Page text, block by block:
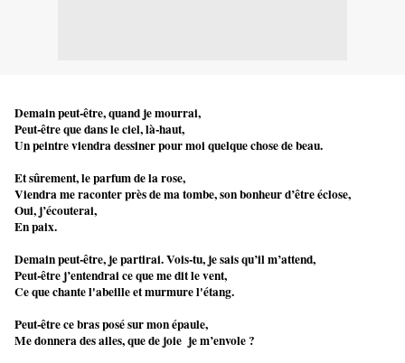
Demain peut-être, quand je mourrai,
Peut-être que dans le ciel, là-haut,
Un peintre viendra dessiner pour moi quelque chose de beau.
Et sûrement, le parfum de la rose,
Viendra me raconter près de ma tombe, son bonheur d’être éclose,
Oui, j’écouterai,
En paix.
Demain peut-être, je partirai. Vois-tu, je sais qu’il m’attend,
Peut-être j’entendrai ce que me dit le vent,
Ce que chante l'abeille et murmure l'étang.
Peut-être ce bras posé sur mon épaule,
Me donnera des ailes, que de joie je m’envole ?